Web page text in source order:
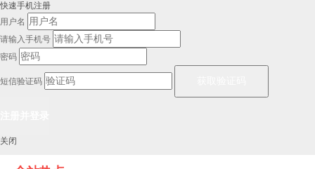
快速手机注册
用户名
请输入手机号
密码
短信验证码
关闭